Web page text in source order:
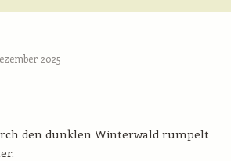
2025
den dunklen Winterwald rumpelt